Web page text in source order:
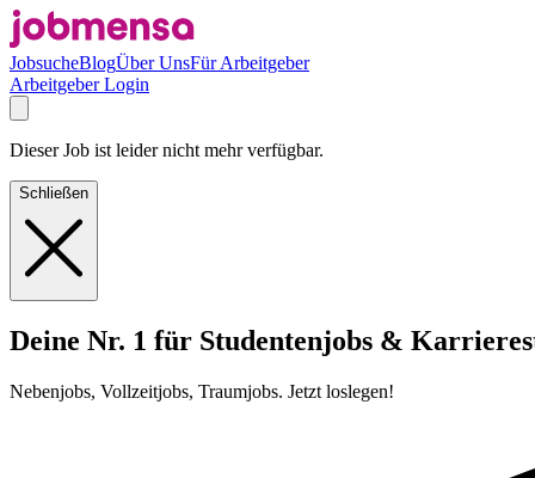
JobsucheBlogÜber UnsFür Arbeitgeber
Arbeitgeber Login
Dieser Job ist leider nicht mehr verfügbar.
Schließen
Deine Nr. 1 für Studentenjobs &
Nebenjobs, Vollzeitjobs, Traumjobs. Jetzt loslegen!